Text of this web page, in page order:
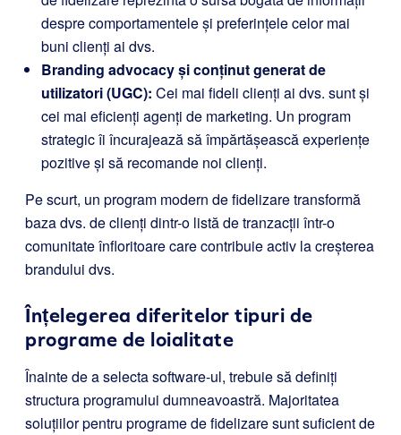
despre comportamentele și preferințele celor mai
buni clienți ai dvs.
Branding advocacy și conținut generat de
utilizatori (UGC): Cei mai fideli clienți ai dvs. sunt și
cei mai eficienți agenți de marketing. Un program
strategic îi încurajează să împărtășească experiențe
pozitive și să recomande noi clienți.
Pe scurt, un program modern de fidelizare transformă
baza dvs. de clienți dintr-o listă de tranzacții într-o
comunitate înfloritoare care contribuie activ la creșterea
brandului dvs.
Înțelegerea diferitelor tipuri de
programe de loialitate
Înainte de a selecta software-ul, trebuie să definiți
structura programului dumneavoastră. Majoritatea
soluțiilor pentru programe de fidelizare sunt suficient de